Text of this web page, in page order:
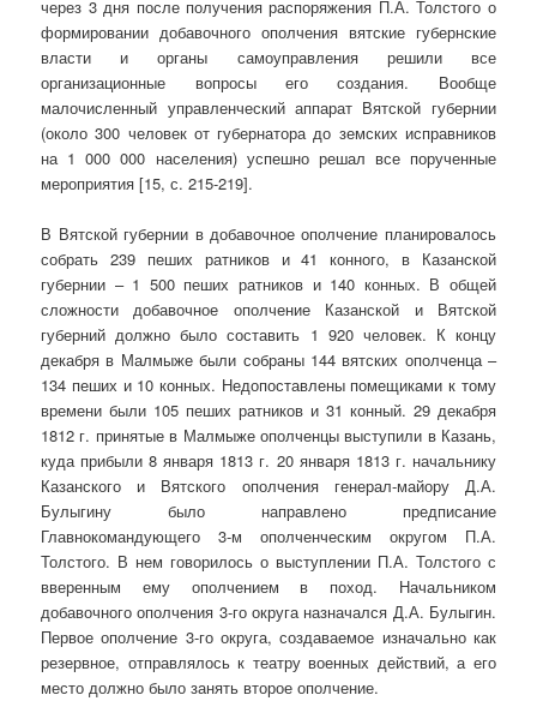
через 3 дня после получения распоряжения П.А. Толстого о
формировании добавочного ополчения вятские губернские
власти и органы самоуправления решили все
организационные вопросы его создания. Вообще
малочисленный управленческий аппарат Вятской губернии
(около 300 человек от губернатора до земских исправников
на 1 000 000 населения) успешно решал все порученные
мероприятия [15, с. 215-219].
В Вятской губернии в добавочное ополчение планировалось
собрать 239 пеших ратников и 41 конного, в Казанской
губернии – 1 500 пеших ратников и 140 конных. В общей
сложности добавочное ополчение Казанской и Вятской
губерний должно было составить 1 920 человек. К концу
декабря в Малмыже были собраны 144 вятских ополченца –
134 пеших и 10 конных. Недопоставлены помещиками к тому
времени были 105 пеших ратников и 31 конный. 29 декабря
1812 г. принятые в Малмыже ополченцы выступили в Казань,
куда прибыли 8 января 1813 г. 20 января 1813 г. начальнику
Казанского и Вятского ополчения генерал-майору Д.А.
Булыгину было направлено предписание
Главнокомандующего 3-м ополченческим округом П.А.
Толстого. В нем говорилось о выступлении П.А. Толстого с
вверенным ему ополчением в поход. Начальником
добавочного ополчения 3-го округа назначался Д.А. Булыгин.
Первое ополчение 3-го округа, создаваемое изначально как
резервное, отправлялось к театру военных действий, а его
место должно было занять второе ополчение.